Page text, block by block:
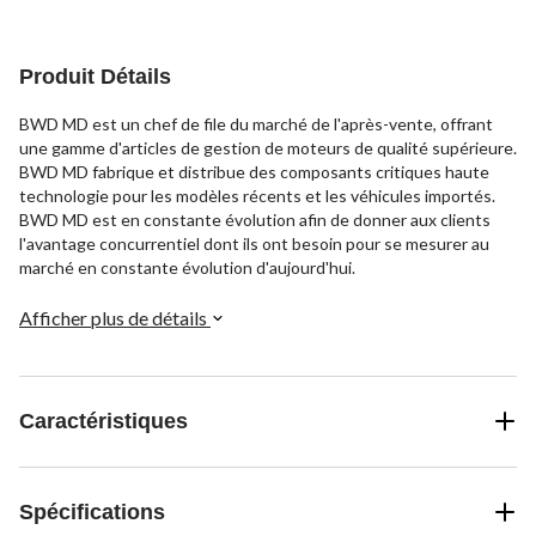
Produit Détails
BWD MD est un chef de file du marché de l'après-vente, offrant
une gamme d'articles de gestion de moteurs de qualité supérieure.
BWD MD fabrique et distribue des composants critiques haute
technologie pour les modèles récents et les véhicules importés.
BWD MD est en constante évolution afin de donner aux clients
l'avantage concurrentiel dont ils ont besoin pour se mesurer au
marché en constante évolution d'aujourd'hui.
Afficher plus de détails
Caractéristiques
Spécifications